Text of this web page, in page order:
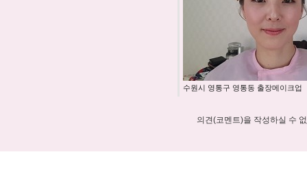
수원시 영통구 영통동 출장메이크업
의견(코멘트)을 작성하실 수